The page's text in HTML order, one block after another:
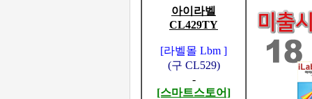
아이라벨
CL429TY
[라벨몰 Lbm ]
(구 CL529)
-
[스마트스토어]